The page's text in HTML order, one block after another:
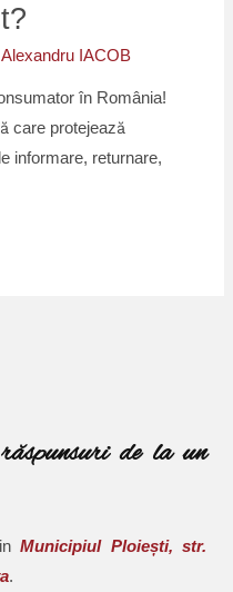
Alexandru IACOB
în România!
care protejează
informare, returnare,
de la un
Municipiul Ploiești, str.
.